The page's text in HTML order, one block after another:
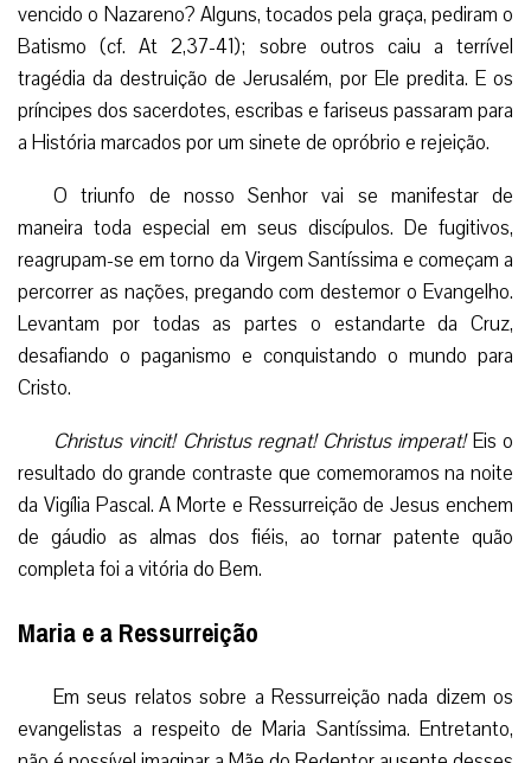
vencido o Nazareno? Alguns, tocados pela graça, pediram o
Batismo (cf. At 2,37-41); sobre outros caiu a terrível
tragédia da destruição de Jerusalém, por Ele predita. E os
príncipes dos sacerdotes, escribas e fariseus passaram para
a História marcados por um sinete de opróbrio e rejeição.
O triunfo de nosso Senhor vai se manifestar de
maneira toda especial em seus discípulos. De fugitivos,
reagrupam-se em torno da Virgem Santíssima e começam a
percorrer as nações, pregando com destemor o Evangelho.
Levantam por todas as partes o estandarte da Cruz,
desafiando o paganismo e conquistando o mundo para
Cristo.
Christus vincit! Christus regnat! Christus imperat!Eis o
resultado do grande contraste que comemoramos na noite
da Vigília Pascal. A Morte e Ressurreição de Jesus enchem
de gáudio as almas dos fiéis, ao tornar patente quão
completa foi a vitória do Bem.
Maria e a Ressurreição
Em seus relatos sobre a Ressurreição nada dizem os
evangelistas a respeito de Maria Santíssima. Entretanto,